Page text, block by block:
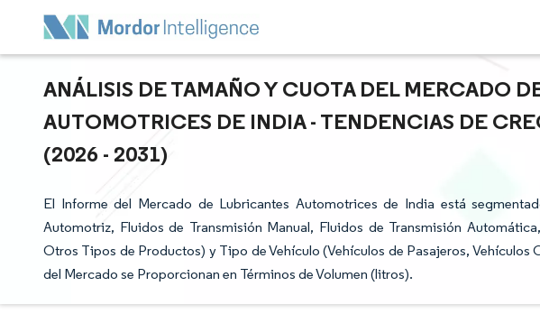
ANÁLISIS DE TAMAÑO Y CUOTA DEL MERCADO
AUTOMOTRICES DE INDIA - TENDENCIAS DE
(2026 - 2031)
El Informe del Mercado de Lubricantes Automotrices de India está
Automotriz, Fluidos de Transmisión Manual, Fluidos de Transmisión
Otros Tipos de Productos) y Tipo de Vehículo (Vehículos de Pasajeros,
del Mercado se Proporcionan en Términos de Volumen (litros).